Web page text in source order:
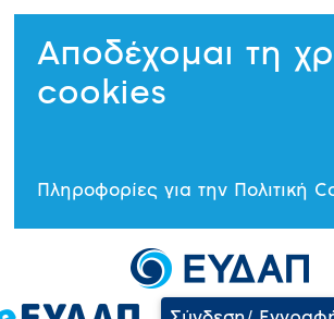
Αποδέχομαι τη
cookies
Πληροφορίες για την Πολιτική